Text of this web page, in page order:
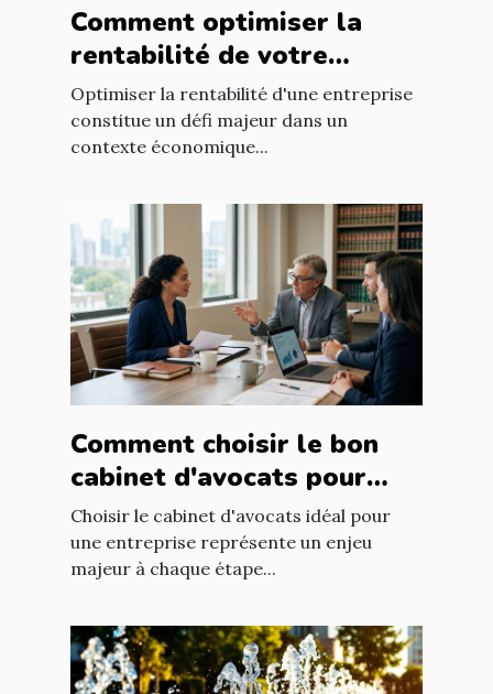
Comment optimiser la
rentabilité de votre
entreprise avec des
stratégies efficaces ?
Optimiser la rentabilité d'une entreprise
constitue un défi majeur dans un
contexte économique...
Comment choisir le bon
cabinet d'avocats pour
votre entreprise ?
Choisir le cabinet d'avocats idéal pour
une entreprise représente un enjeu
majeur à chaque étape...